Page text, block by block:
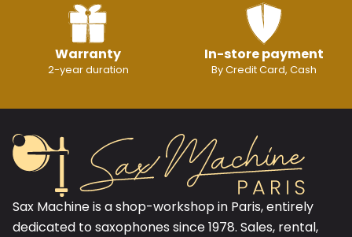
Warranty
2-year duration
In-store payment
By Credit Card, Cash
Sax Machine is a shop-workshop in Paris, entirely
dedicated to saxophones since 1978. Sales, rental,